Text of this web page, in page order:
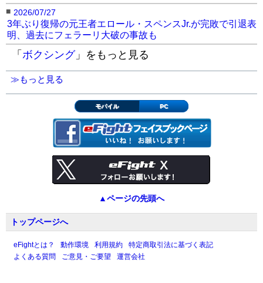
■ 2026/07/27
3年ぶり復帰の元王者エロール・スペンスJr.が完敗で引退表
明、過去にフェラーリ大破の事故も
「 ボクシング」をもっと見る
≫もっと見る
モバイル PC
▲ページの先頭へ
トップページへ
eFightとは？ 動作環境 利用規約
特定商取引法に基づく表記
よくある質問
ご意見・ご要望 運営会社